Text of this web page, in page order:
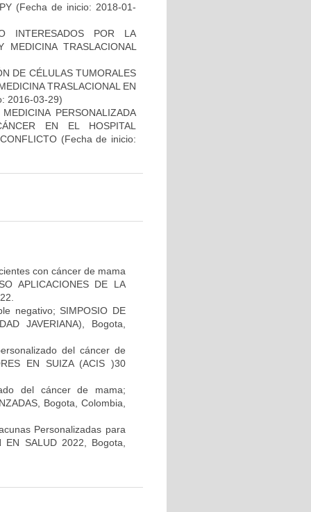
(Fecha de inicio: 2018-01-
INTERESADOS POR LA
TRASLACIONAL
DE CÉLULAS TUMORALES
TRASLACIONAL EN
2016-03-29)
PERSONALIZADA
EN EL HOSPITAL
(Fecha de inicio:
con cáncer de mama
APLICACIONES DE LA
negativo; SIMPOSIO DE
JAVERIANA), Bogota,
del cáncer de
EN SUIZA (ACIS )30
del cáncer de mama;
Bogota, Colombia,
Personalizadas para
SALUD 2022, Bogota,